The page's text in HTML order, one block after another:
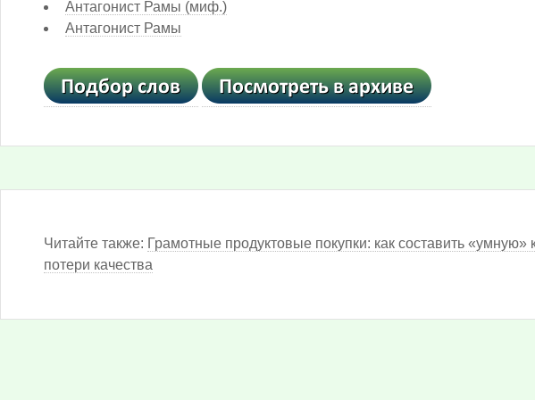
Антагонист Рамы (миф.)
Антагонист Рамы
Читайте также: Грамотные продуктовые покупки: как составить «умную»
потери качества